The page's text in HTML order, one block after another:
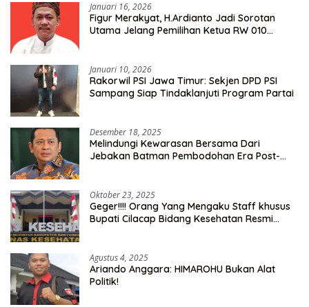
Januari 16, 2026
Figur Merakyat, H.Ardianto Jadi Sorotan
Utama Jelang Pemilihan Ketua RW 010
Januari 10, 2026
Rakorwil PSI Jawa Timur: Sekjen DPD PSI
Sampang Siap Tindaklanjuti Program Partai
Desember 18, 2025
Melindungi Kewarasan Bersama Dari
Jebakan Batman Pembodohan Era Post-
Oktober 23, 2025
Geger!!!! Orang Yang Mengaku Staff khusus
Bupati Cilacap Bidang Kesehatan Resmi
Agustus 4, 2025
Ariando Anggara: HIMAROHU Bukan Alat
Politik!